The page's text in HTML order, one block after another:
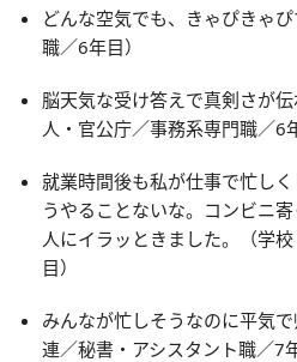
どんな空気でも、きゃぴきゃ
職／6年目）
脳天気な受け答えで真剣さが
人・官公庁／事務系専門職／6
就業時間後も私が仕事で忙し
うやることないな。コンビニ
人にイラッときました。（学
目）
みんなが忙しそうなのに平気
連／秘書・アシスタント職／7年